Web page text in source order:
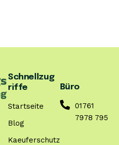
Schnellzug
riffe
Startseite
Blog
Kaeuferschutz
Büro
01761
7978 795